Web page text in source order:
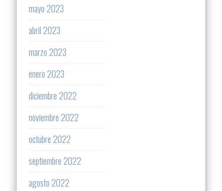
mayo 2023
abril 2023
marzo 2023
enero 2023
diciembre 2022
noviembre 2022
octubre 2022
septiembre 2022
agosto 2022